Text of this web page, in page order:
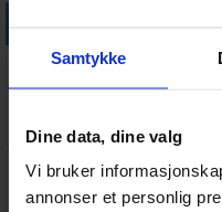
Samtykke
Dine data, dine valg
Vi bruker
annonser et personlig
First to Worst
Partyspill
429,- 24.08.2026
Ukorrekt 3
328,-